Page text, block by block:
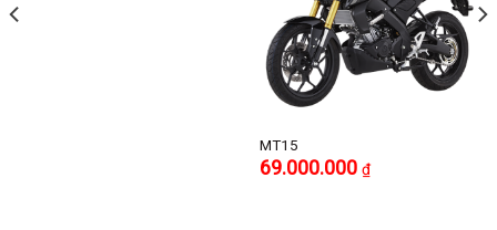
là:
MT15
69.000.000 ₫